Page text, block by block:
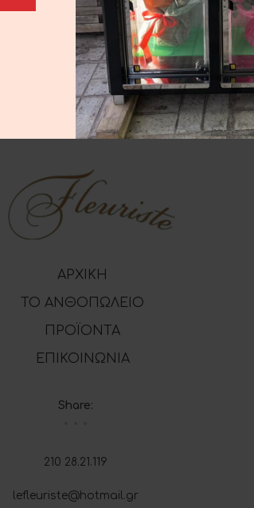
ΠΡΟΣΘΉΚΗ ΣΤΟ ΚΑΛΆΘΙ
Φυτό Ελιά
30.00€
ΑΡΧΙΚΗ
ΤΟ ΑΝΘΟΠΩΛΕΙΟ
ΠΡΟΪΟΝΤΑ
ΕΠΙΚΟΙΝΩΝΙΑ
Share:
210 28.21.119
lefleuriste@hotmail.gr